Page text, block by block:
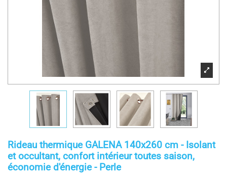
Rideau thermique GALENA 140x260 cm - Isolant
et occultant, confort intérieur toutes saison,
économie d'énergie - Perle